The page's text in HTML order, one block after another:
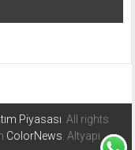
Piyasası. All rights
ColorNews. Altyapı